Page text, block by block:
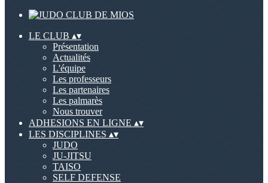
LE CLUB ▴▾
Présentation
Actualités
L'équipe
Les professeurs
Les partenaires
Les palmarès
Nous trouver
ADHESIONS EN LIGNE ▴▾
LES DISCIPLINES ▴▾
JUDO
JU-JITSU
TAISO
SELF DEFENSE